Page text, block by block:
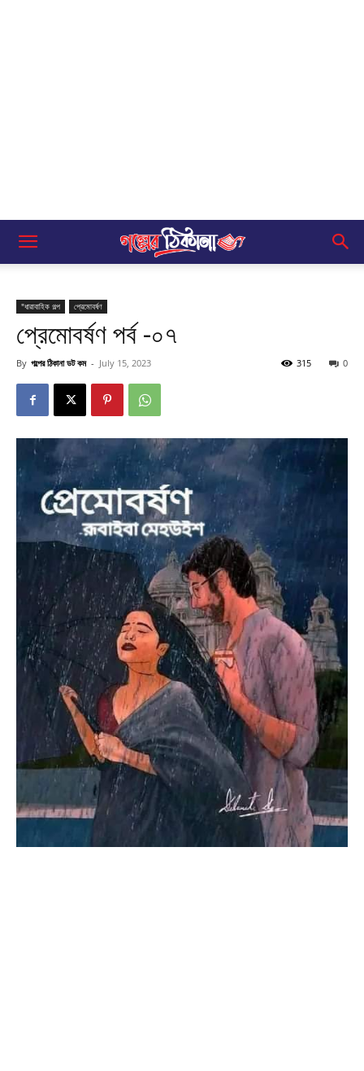
"ধারাবাহিক গল্প প্রেমোবর্ষণ
প্রেমোবর্ষণ পর্ব -০৭
By গল্পের ঠিকানা ডট কম - July 15, 2023 0
315